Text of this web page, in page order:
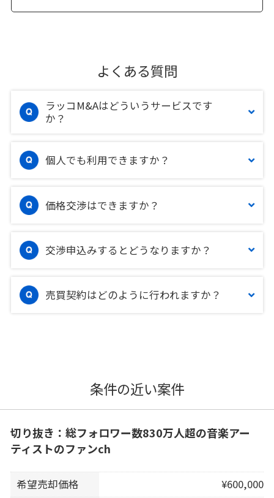
よくある質問
ラッコM&Aはどういうサービスです
か？
個人でも利用できますか？
価格交渉はできますか？
交渉申込みするとどうなりますか？
売買契約はどのように行われますか？
条件の近い案件
切り抜き：総フォロワー数830万人超の音楽アー
ティストのファンch
希望売却価格
¥600,000